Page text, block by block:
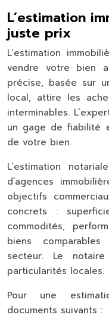
L’estimation
juste prix
L’estimation
vendre votre bien
précise, basée sur
local, attire les
interminables.
un gage de fiabilité
de votre bien.
L’estimation
d’agences
objectifs
concrets :
commodités,
biens
secteur. Le
particularités locales.
Pour une
documents suivants :